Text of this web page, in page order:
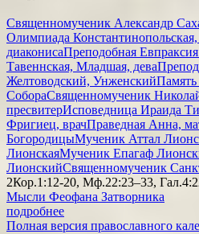
Священномученик Александр
Олимпиада Константинопольская,
диаконисаПреподобная
Тавеннская, Младшая, дева
Желтоводский, УнженскийПамять
СобораСвященномученик
пресвитерИсповедница Ираида
Фригиец, врачПраведная Анна,
БогородицыМученик Аттал
ЛионскаяМученик Епагаф
ЛионскийСвященномученик
2Кор.1:12-20, Мф.22:23–33,
Мысли Феофана Затворника
подробнее
Полная версия православного